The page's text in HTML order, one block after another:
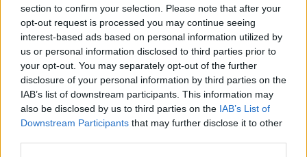
section to confirm your selection. Please note that after your
opt-out request is processed you may continue seeing
interest-based ads based on personal information utilized by
us or personal information disclosed to third parties prior to
your opt-out. You may separately opt-out of the further
disclosure of your personal information by third parties on the
IAB’s list of downstream participants. This information may
also be disclosed by us to third parties on the IAB’s List of
Downstream Participants that may further disclose it to other
RADIO MARCA LANZAROTE
ARCHIVO
ElSporting Tías CFdio un golpe importante en su
lucha por el ascenso al imponerse 1-2 alLanzarote